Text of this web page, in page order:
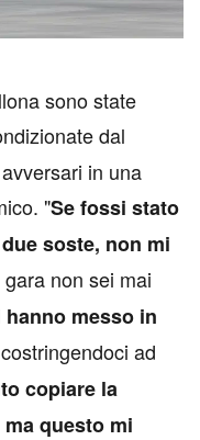
sono state
dal
in una
"Se fossi stato
soste, non mi
non sei mai
messo in
ad
copiare la
questo mi